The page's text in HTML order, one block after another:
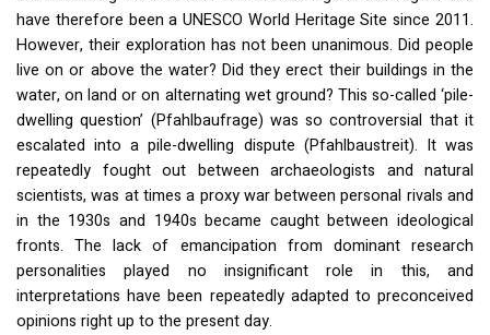
have therefore been aUNESCO World Heritage Site since 2011.
However, their exploration has not been unanimous. Did people
live on or above the water? Did they erect their buildings in the
water, on land or on alternating wet ground? This so-called ‘pile-
dwelling question’ (Pfahlbaufrage) was so controversial that it
escalated into a pile-dwelling dispute (Pfahlbaustreit). It was
repeatedly fought out between archaeologists and natural
scientists, was at times a proxy war between personal rivals and
in the 1930s and 1940s became caught between ideological
fronts. The lack of emancipation from dominant research
personalities played no insignificant role in this, and
interpretations have been repeatedly adapted to preconceived
opinions right up to the present day.